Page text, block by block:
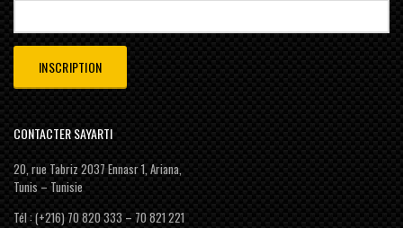
CONTACTER SAYARTI
20, rue Tabriz 2037 Ennasr 1, Ariana,
Tunis – Tunisie
Tél : (+216) 70 820 333 – 70 821 221